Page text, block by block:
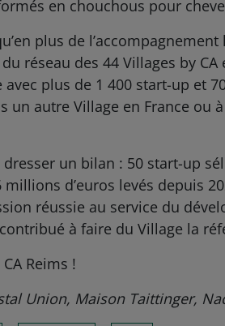
en chouchous pour
plus de
réseau des 44 Villages by
plus de 1 400 start-up et
un autre Village en France ou
dresser un bilan : 50 start-up
d’euros levés depuis
réussie au service du
à faire du Village la
Reims !
Union, Maison Taittinger,